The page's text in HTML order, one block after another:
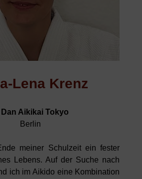
Lena Krenz
Dan Aikikai Tokyo
Berlin
meiner Schulzeit ein fester
Lebens. Auf der Suche nach
ich im Aikido eine Kombination